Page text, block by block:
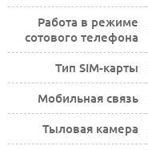
Работа в режиме
сотового телефона
Тип SIM-карты
Мобильная связь
Тыловая камера